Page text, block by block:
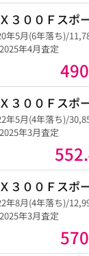
３００Ｆスポ
年5月(6年落ち)/
年4月査定
３００Ｆスポ
年5月(4年落ち)/
年3月査定
３００Ｆスポ
年8月(4年落ち)/
年3月査定